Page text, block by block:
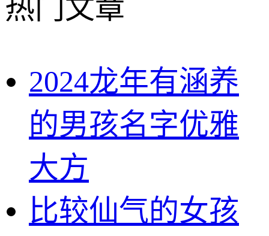
热门文章
2024龙年有涵养
的男孩名字优雅
大方
比较仙气的女孩